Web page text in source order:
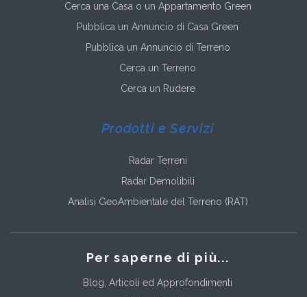
Cerca una Casa o un Appartamento Green
Pubblica un Annuncio di Casa Green
Pubblica un Annuncio di Terreno
Cerca un Terreno
Cerca un Rudere
Prodotti e Servizi
Radar Terreni
Radar Demolibili
Analisi GeoAmbientale del Terreno (RAT)
Per saperne di più...
Blog, Articoli ed Approfondimenti